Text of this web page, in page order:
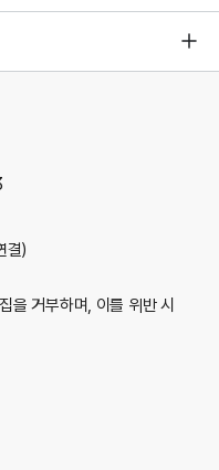
결)
을 거부하며, 이를 위반 시